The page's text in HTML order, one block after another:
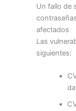
Un fallo de
afectados
Las
siguientes: